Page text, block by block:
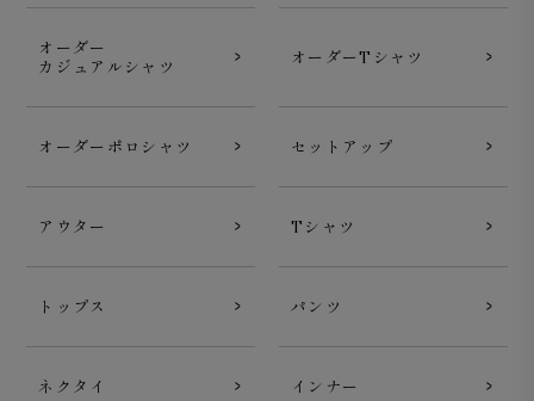
オーダー
カジュアルシャツ
オーダーTシャツ
オーダーポロシャツ セットアップ
アウター Tシャツ
トップス パンツ
ネクタイ インナー